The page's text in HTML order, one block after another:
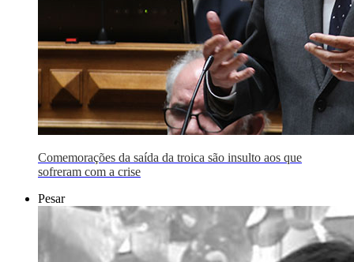
Comemorações da saída da troica são insulto aos que
sofreram com a crise
Pesar